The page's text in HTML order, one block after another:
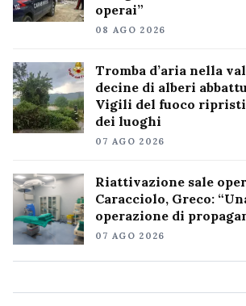
operai”
08 AGO 2026
Tromba d’aria nella
decine di alberi
Vigili del fuoco
dei luoghi
07 AGO 2026
Riattivazione sale
Caracciolo, Greco:
operazione di
07 AGO 2026